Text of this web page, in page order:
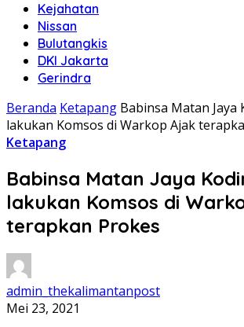
Kejahatan
Nissan
Bulutangkis
DKI Jakarta
Gerindra
Beranda Ketapang Babinsa Matan Jaya
lakukan Komsos di Warkop Ajak
Ketapang
Babinsa Matan Jaya
lakukan Komsos di
terapkan Prokes
admin_thekalimantanpost
Mei 23, 2021